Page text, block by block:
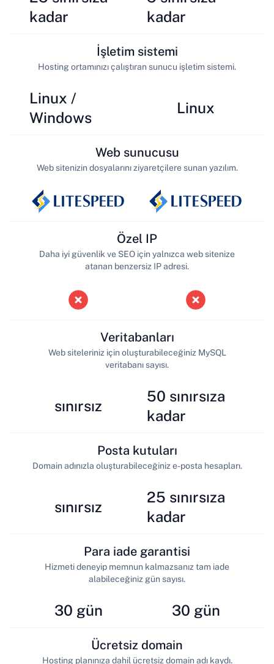
kadar
kadar
Linux /
Windows
İşletim sistemi
Hosting ortamınızı çalıştıran sunucu işletim sistemi.
Linux
Web sunucusu
Web sitenizin dosyalarını ziyaretçilere sunan yazılım.
Özel IP
Daha iyi güvenlik ve SEO için yalnızca web sitenize
atanan benzersiz IP adresi.
sınırsız
Veritabanları
Web siteleriniz için oluşturabileceğiniz MySQL
veritabanı sayısı.
50 sınırsıza
kadar
sınırsız
Posta kutuları
Domain adınızla oluşturabileceğiniz e-posta hesapları.
25 sınırsıza
kadar
30 gün
Para iade garantisi
Hizmeti deneyip memnun kalmazsanız tam iade
alabileceğiniz gün sayısı.
30 gün
Ücretsiz domain
Hosting planınıza dahil ücretsiz domain adı kaydı.